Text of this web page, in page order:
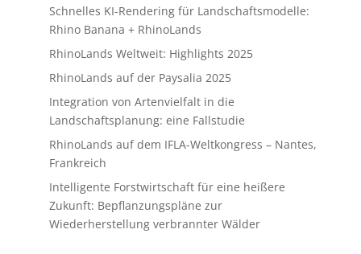
Schnelles KI-Rendering für Landschaftsmodelle:
Rhino Banana + RhinoLands
RhinoLands Weltweit: Highlights 2025
RhinoLands auf der Paysalia 2025
Integration von Artenvielfalt in die
Landschaftsplanung: eine Fallstudie
RhinoLands auf dem IFLA-Weltkongress – Nantes,
Frankreich
Intelligente Forstwirtschaft für eine heißere
Zukunft: Bepflanzungspläne zur
Wiederherstellung verbrannter Wälder